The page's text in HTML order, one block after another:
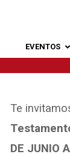
EVENTOS
Te
DE JUNIO